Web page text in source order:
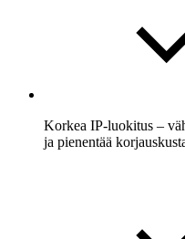
Korkea IP-luokitus –
ja pienentää